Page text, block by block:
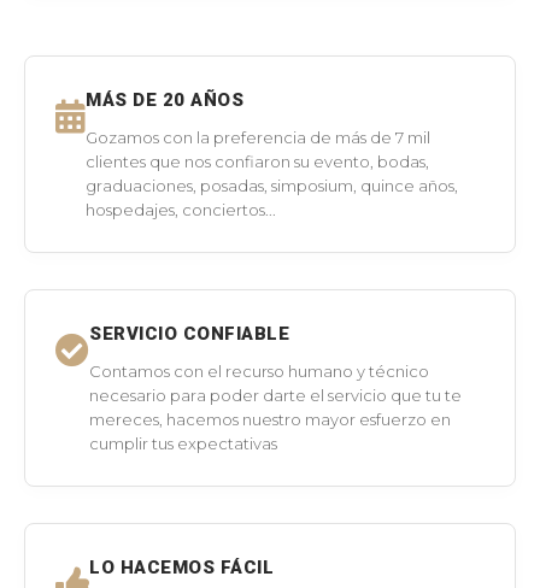
MÁS DE 20 AÑOS
Gozamos con la preferencia de más de 7 mil
clientes que nos confiaron su evento, bodas,
graduaciones, posadas, simposium, quince años,
hospedajes, conciertos...
SERVICIO CONFIABLE
Contamos con el recurso humano y técnico
necesario para poder darte el servicio que tu te
mereces, hacemos nuestro mayor esfuerzo en
cumplir tus expectativas
LO HACEMOS FÁCIL